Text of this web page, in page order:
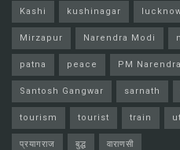
Kashi kushinagar
Mirzapur Narendra Modi
patna peace PM
Santosh Gangwar sarnath
tourism tourist train
प्रयागराज बुद्ध वाराणसी